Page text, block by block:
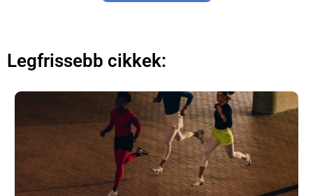
Legfrissebb cikkek: